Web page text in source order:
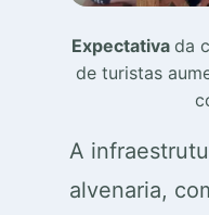
Expectativa da
de turistas
A
alvenaria,